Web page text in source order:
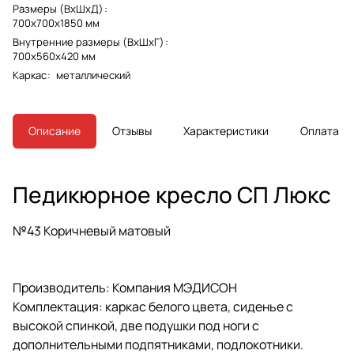
Размеры (ВхШхД) :
700х700х1850 мм
Внутренние размеры (ВхШхГ) :
700х560х420 мм
Каркас: металлический
Описание Отзывы Характеристики Оплата
Педикюрное кресло СП Люкс
№43 Коричневый матовый
Производитель: Компания МЭДИСОН
Комплектация: каркас белого цвета, сиденье с
высокой спинкой, две подушки под ноги с
дополнительными подпятниками, подлокотники.